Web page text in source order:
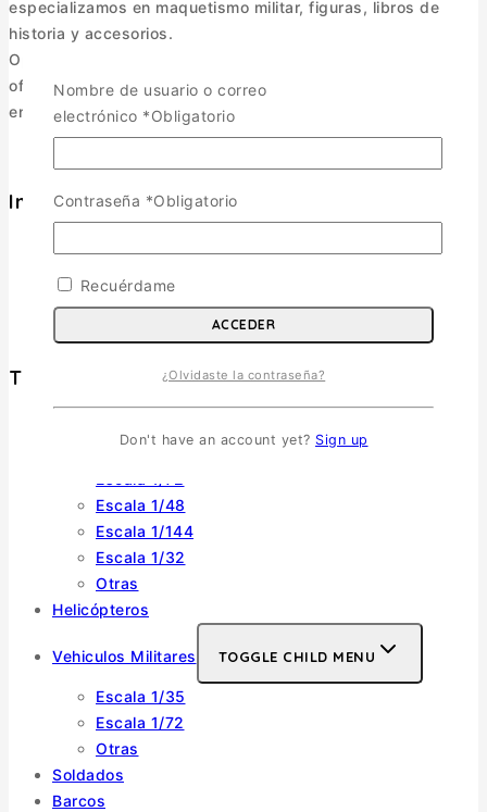
especializamos en maquetismo militar, figuras, libros de
historia y accesorios.
Operamos como e-commerce, enviando a todo Chile y
ofreciendo una selección pensada para coleccionistas y
entusiastas.
Informacion
Política de Privacidad
Términos y Condiciones
Tienda
TOGGLE CHILD MENU
Escala 1/48
Escala 1/144
Escala 1/32
Otras
Helicópteros
Vehiculos Militares TOGGLE CHILD MENU
Escala 1/35
Escala 1/72
Otras
Soldados
Barcos
Nombre de usuario o correo
electrónico *Obligatorio
Contraseña *Obligatorio
Recuérdame
ACCEDER
¿Olvidaste la contraseña?
Don't have an account yet? Sign up